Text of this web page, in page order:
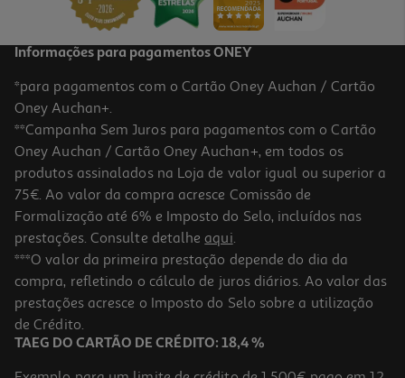
Adaptador Qilive Q3293 G4218026 Hdmi F A-Micro M
7.99 €/un
7,99 €
Informações para pagamentos ONEY
*para pagamentos com o Cartão Oney Auchan / Cartão
Oney Auchan+.
**Campanha Sem Juros para pagamentos com o Cartão
Oney Auchan / Cartão Oney Auchan+, em todos os
produtos assinalados na Loja de valor igual ou superior a
75€. Ao valor da compra acresce Comissão de
Formalização até 6% e Imposto do Selo, incluídos nas
prestações. Consulte detalhe aqui.
***O valor da primeira prestação depende do dia da
compra, refletindo o cálculo de juros diários. Ao valor das
prestações acresce o Imposto do Selo sobre a utilização
de Crédito.
TAEG DO CARTÃO DE CRÉDITO: 18,4 %